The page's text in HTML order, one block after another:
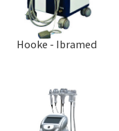
Hooke - Ibramed